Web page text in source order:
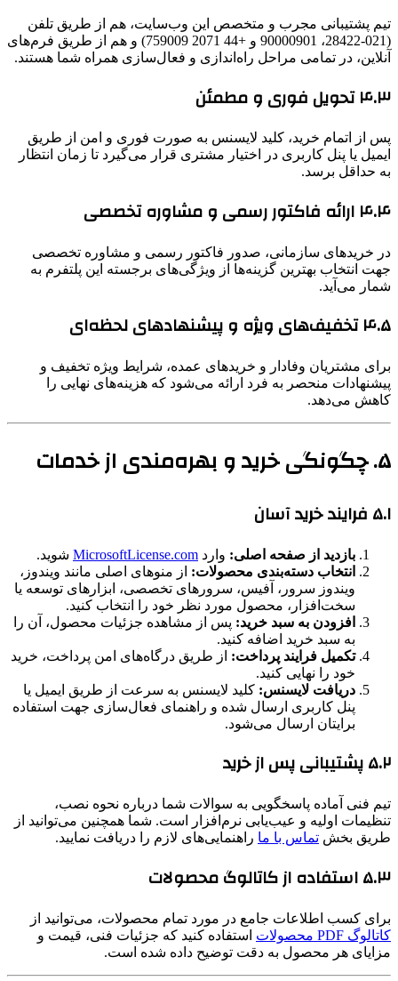
تیم پشتیبانی مجرب و متخصص این وب‌سایت، هم از طریق تلفن
(021-28422، 90000901 و +44 2071 759009) و هم از طریق فرم‌های
آنلاین، در تمامی مراحل راه‌اندازی و فعال‌سازی همراه شما هستند.
۴.۳ تحویل فوری و مطمئن
پس از اتمام خرید، کلید لایسنس به صورت فوری و امن از طریق
ایمیل یا پنل کاربری در اختیار مشتری قرار می‌گیرد تا زمان انتظار
به حداقل برسد.
۴.۴ ارائه فاکتور رسمی و مشاوره تخصصی
در خریدهای سازمانی، صدور فاکتور رسمی و مشاوره تخصصی
جهت انتخاب بهترین گزینه‌ها از ویژگی‌های برجسته این پلتفرم به
شمار می‌آید.
۴.۵ تخفیف‌های ویژه و پیشنهادهای لحظه‌ای
برای مشتریان وفادار و خریدهای عمده، شرایط ویژه تخفیف و
پیشنهادات منحصر به فرد ارائه می‌شود که هزینه‌های نهایی را
کاهش می‌دهد.
۵. چگونگی خرید و بهره‌مندی از خدمات
۵.۱ فرایند خرید آسان
بازدید از صفحه اصلی: وارد MicrosoftLicense.com شوید.
انتخاب دسته‌بندی محصولات: از منوهای اصلی مانند ویندوز،
ویندوز سرور، آفیس، سرورهای تخصصی، ابزارهای توسعه یا
سخت‌افزار، محصول مورد نظر خود را انتخاب کنید.
افزودن به سبد خرید: پس از مشاهده جزئیات محصول، آن را
به سبد خرید اضافه کنید.
تکمیل فرایند پرداخت: از طریق درگاه‌های امن پرداخت، خرید
خود را نهایی کنید.
دریافت لایسنس: کلید لایسنس به سرعت از طریق ایمیل یا
پنل کاربری ارسال شده و راهنمای فعال‌سازی جهت استفاده
برایتان ارسال می‌شود.
۵.۲ پشتیبانی پس از خرید
تیم فنی آماده پاسخگویی به سوالات شما درباره نحوه نصب،
تنظیمات اولیه و عیب‌یابی نرم‌افزار است. شما همچنین می‌توانید از
طریق بخش تماس با ما راهنمایی‌های لازم را دریافت نمایید.
۵.۳ استفاده از کاتالوگ محصولات
برای کسب اطلاعات جامع در مورد تمام محصولات، می‌توانید از
کاتالوگ PDF محصولات
استفاده کنید که جزئیات فنی، قیمت و
مزایای هر محصول به دقت توضیح داده شده است.